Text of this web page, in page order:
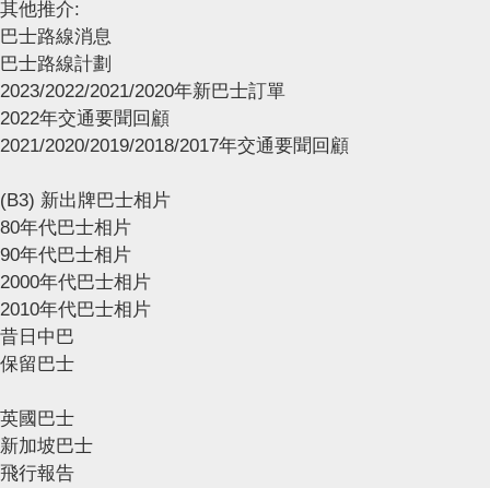
其他推介:
巴士路線消息
巴士路線計劃
2023/2022/2021/2020年新巴士訂單
2022年交通要聞回顧
2021/2020/2019/2018/2017年交通要聞回顧
(B3) 新出牌巴士相片
80年代巴士相片
90年代巴士相片
2000年代巴士相片
2010年代巴士相片
昔日中巴
保留巴士
英國巴士
新加坡巴士
飛行報告